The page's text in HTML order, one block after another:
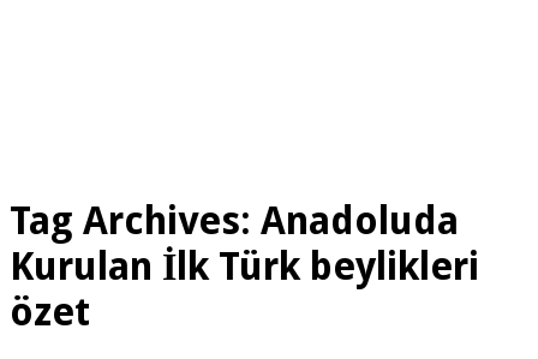
Tag Archives: Anadoluda
Kurulan İlk Türk beylikleri
özet